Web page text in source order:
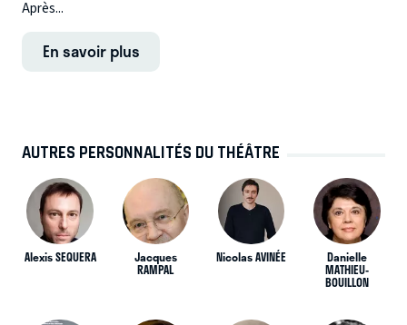
Après...
En savoir plus
AUTRES PERSONNALITÉS DU THÉÂTRE
Alexis SEQUERA Jacques
RAMPAL
Nicolas AVINÉE Danielle
MATHIEU-
BOUILLON